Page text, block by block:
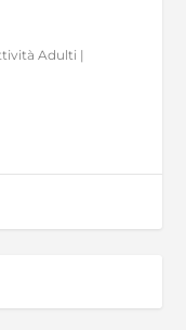
Adulti |